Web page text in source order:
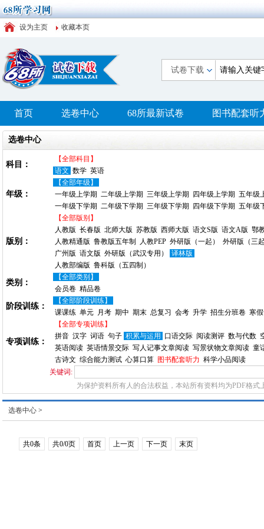
设为主页 收藏本页
试卷下载
首页 选卷中心 68所最新试卷 图书配套听
选卷中心
科目：
【全部科目】
语文 数学 英语
年级：
【全部年级】
一年级上学期 二年级上学期 三年级上学期 四年级上学期 五年级
一年级下学期 二年级下学期 三年级下学期 四年级下学期 五年级
版别：
【全部版别】
人教版 长春版 北师大版 苏教版 西师大版 语文S版 语文A版 鄂
人教精通版 鲁教版五年制 人教PEP 外研版（一起）
外研版（三
广州版 语文版 外研版（武汉专用）
译林版
人教部编版 鲁科版（五四制）
类别：
【全部类别】
会员卷 精品卷
阶段训练：
【全部阶段训练】
课课练 单元 月考 期中 期末 总复习 会考 升学 招生分班卷 寒
专项训练：
【全部专项训练】
拼音 汉字 词语 句子 积累与运用 口语交际 阅读测评 数与代数
英语阅读 英语情景交际 写人记事文章阅读 写景状物文章阅读 童
古诗文 综合能力测试 心算口算 图书配套听力 科学小品阅读
关键词:
为保护资料所有人的合法权益，本站所有资料均为PDF格式
选卷中心 >
共0条 共0/0页 首页 上一页 下一页 末页